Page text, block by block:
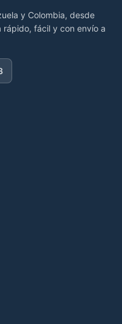
y Colombia, desde
rápido, fácil y con envío a